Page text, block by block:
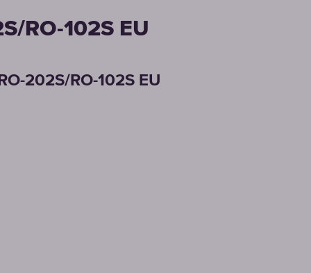
RO-102S EU
202S/RO-102S EU